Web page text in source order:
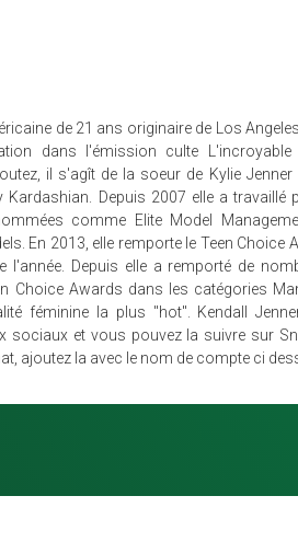
de 21 ans originaire de Los
dans l'émission culte L'incroyable
il s'agît de la soeur de Kylie Jenner
Depuis 2007 elle a travaillé
comme Elite Model
En 2013, elle remporte le Teen Choice
l'année. Depuis elle a remporté de
Choice Awards dans les catégories
féminine la plus "hot". Kendall
sociaux et vous pouvez la suivre sur
ajoutez la avec le nom de compte ci